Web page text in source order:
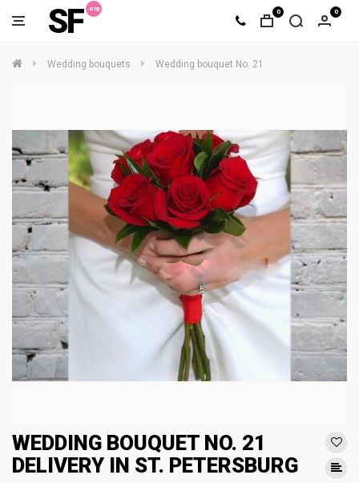
SF 0 0
Wedding bouquets Wedding bouquet No. 21
WEDDING BOUQUET NO. 21
DELIVERY IN ST. PETERSBURG